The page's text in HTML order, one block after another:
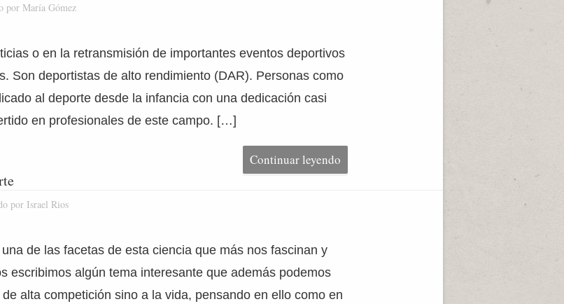
por María Gómez
o en la retransmisión de importantes eventos deportivos
Son deportistas de alto rendimiento (DAR). Personas como
al deporte desde la infancia con una dedicación casi
en profesionales de este campo. […]
Continuar leyendo
por Israel Rios
de las facetas de esta ciencia que más nos fascinan y
escribimos algún tema interesante que además podemos
alta competición sino a la vida, pensando en ello como en